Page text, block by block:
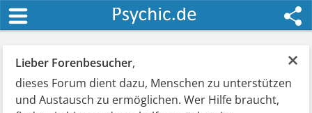
×
Lieber Forenbesucher,
dieses Forum dient dazu, Menschen zu unterstützen
und Austausch zu ermöglichen. Wer Hilfe braucht,